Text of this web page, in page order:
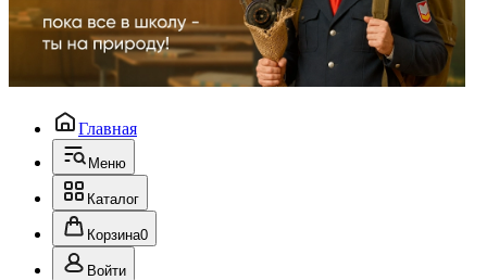
Главная
Меню
Каталог
Корзина0
Войти